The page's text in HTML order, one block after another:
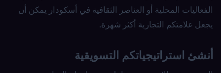
الفعاليات المحلية أو العناصر الثقافية في أسكودار يمكن أن
يجعل علامتكم التجارية أكثر شهرة.
أنشئ استراتيجياتكم التسويقية